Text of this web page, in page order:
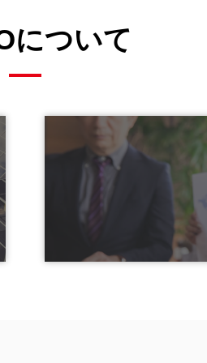
について